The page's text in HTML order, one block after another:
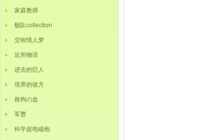
家庭教师
舰队collection
交响情人梦
近所物语
进击的巨人
境界的彼方
咎狗の血
军曹
科学超电磁炮